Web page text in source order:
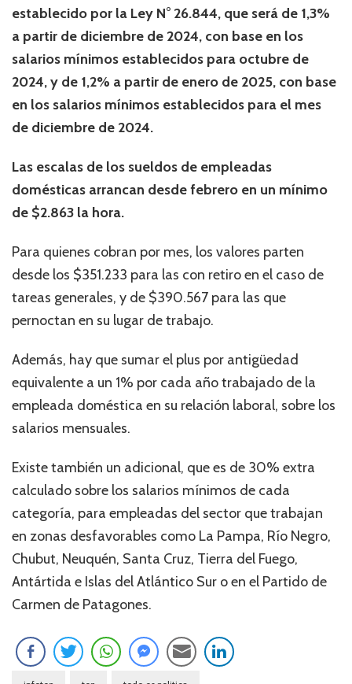
establecido por la Ley N° 26.844, que será de 1,3%
a partir de diciembre de 2024, con base en los
salarios mínimos establecidos para octubre de
2024, y de 1,2% a partir de enero de 2025, con base
en los salarios mínimos establecidos para el mes
de diciembre de 2024.
Las escalas de los sueldos de empleadas
domésticas arrancan desde febrero en un mínimo
de $2.863 la hora.
Para quienes cobran por mes, los valores parten
desde los $351.233 para las con retiro en el caso de
tareas generales, y de $390.567 para las que
pernoctan en su lugar de trabajo.
Además, hay que sumar el plus por antigüedad
equivalente a un 1% por cada año trabajado de la
empleada doméstica en su relación laboral, sobre los
salarios mensuales.
Existe también un adicional, que es de 30% extra
calculado sobre los salarios mínimos de cada
categoría, para empleadas del sector que trabajan
en zonas desfavorables como La Pampa, Río Negro,
Chubut, Neuquén, Santa Cruz, Tierra del Fuego,
Antártida e Islas del Atlántico Sur o en el Partido de
Carmen de Patagones.